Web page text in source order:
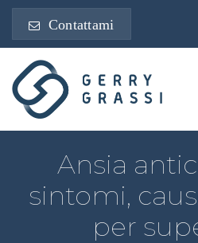
Contattami
Ansia
sintomi,
per